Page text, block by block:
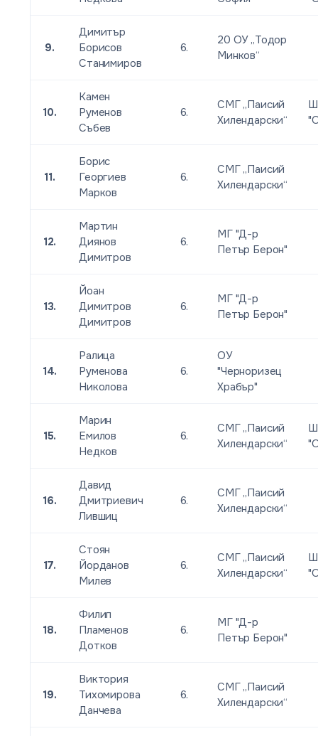
9.
Димитър
Борисов
Станимиров
6.
20 ОУ „Тодор
Минков“
10.
Камен
Руменов
Събев
6.
СМГ „Паисий
Хилендарски“
11.
Борис
Георгиев
Марков
6.
СМГ „Паисий
Хилендарски“
12.
Мартин
Диянов
Димитров
6.
МГ "Д-р
Петър Берон"
13.
Йоан
Димитров
Димитров
6.
МГ "Д-р
Петър Берон"
14.
Ралица
Руменова
Николова
6.
ОУ
"Черноризец
Храбър"
15.
Марин
Емилов
Недков
6.
СМГ „Паисий
Хилендарски“
16.
Давид
Дмитриевич
Лившиц
6.
СМГ „Паисий
Хилендарски“
17.
Стоян
Йорданов
Милев
6.
СМГ „Паисий
Хилендарски“
18.
Филип
Пламенов
Дотков
6.
МГ "Д-р
Петър Берон"
19.
Виктория
Тихомирова
Данчева
6.
СМГ „Паисий
Хилендарски“